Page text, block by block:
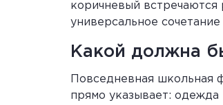
коричневый
универсальное
Какой должна
Повседневная школьная
прямо указывает: